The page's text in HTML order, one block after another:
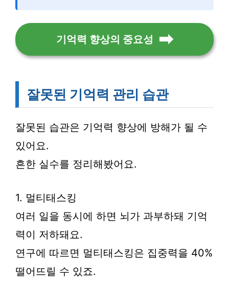
기억력 향상의 중요성
잘못된 기억력 관리 습관
잘못된 습관은 기억력 향상에 방해가 될 수
있어요.
흔한 실수를 정리해봤어요.
1. 멀티태스킹
여러 일을 동시에 하면 뇌가 과부하돼 기억
력이 저하돼요.
연구에 따르면 멀티태스킹은 집중력을 40%
떨어뜨릴 수 있죠.